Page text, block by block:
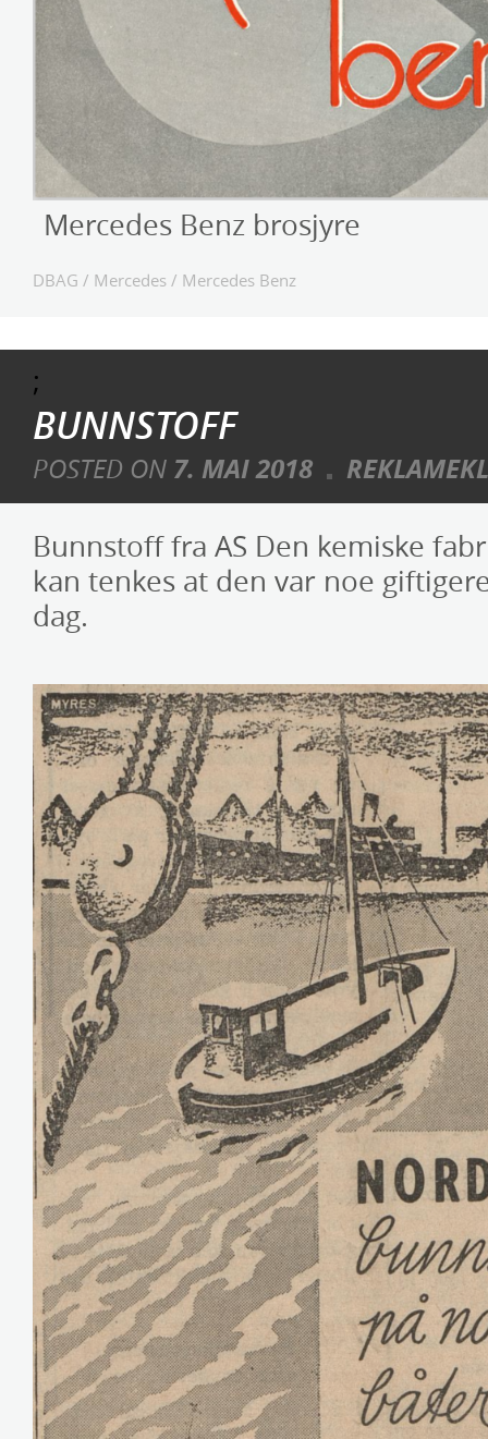
Mercedes Benz brosjyre
DBAG / Mercedes / Mercedes Benz
;
BUNNSTOFF
POSTED ON 7. MAI 2018
Bunnstoff fra AS Den kemiske
kan tenkes at den var noe
dag.